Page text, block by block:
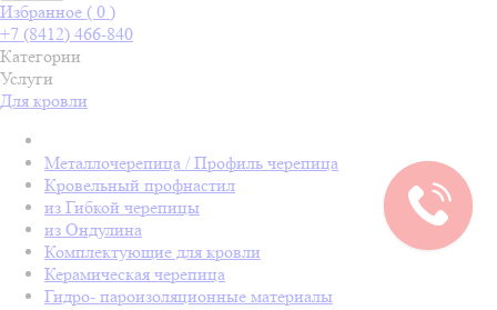
Избранное ( 0 )
+7 (8412) 466-840
Категории
Услуги
Для кровли
Металлочерепица / Профиль черепица
Кровельный профнастил
из Гибкой черепицы
из Ондулина
Комплектующие для кровли
Керамическая черепица
Гидро- пароизоляционные материалы